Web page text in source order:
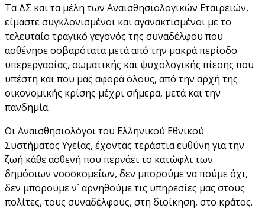
Τα ΔΣ και τα μέλη των Αναισθησιολογικών Εταιρειών,
είμαστε συγκλονισμένοι και αγανακτισμένοι με το
τελευταίο τραγικό γεγονός της συναδέλφου που
ασθένησε σοβαρότατα μετά από την μακρά περίοδο
υπερεργασίας, σωματικής και ψυχολογικής πίεσης που
υπέστη και που μας αφορά όλους, από την αρχή της
οικονομικής κρίσης μέχρι σήμερα, μετά και την
πανδημία.
Οι Αναισθησιολόγοι του Ελληνικού Εθνικού
Συστήματος Υγείας, έχοντας τεράστια ευθύνη για την
ζωή κάθε ασθενή που περνάει το κατώφλι των
δημόσιων νοσοκομείων, δεν μπορούμε να πούμε όχι,
δεν μπορούμε ν` αρνηθούμε τις υπηρεσίες μας στους
πολίτες, τους συναδέλφους, στη διοίκηση, στο κράτος.